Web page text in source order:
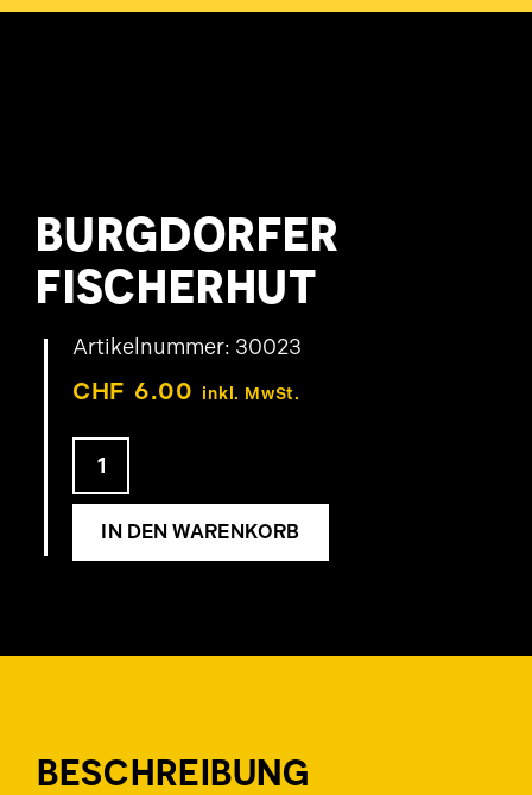
Skip
BURGDORFER
FISCHERHUT
Artikelnummer: 30023
CHF 6.00 inkl. MwSt.
Burgdorfer
Fischerhut
IN DEN WARENKORB
BESCHREIBUNG